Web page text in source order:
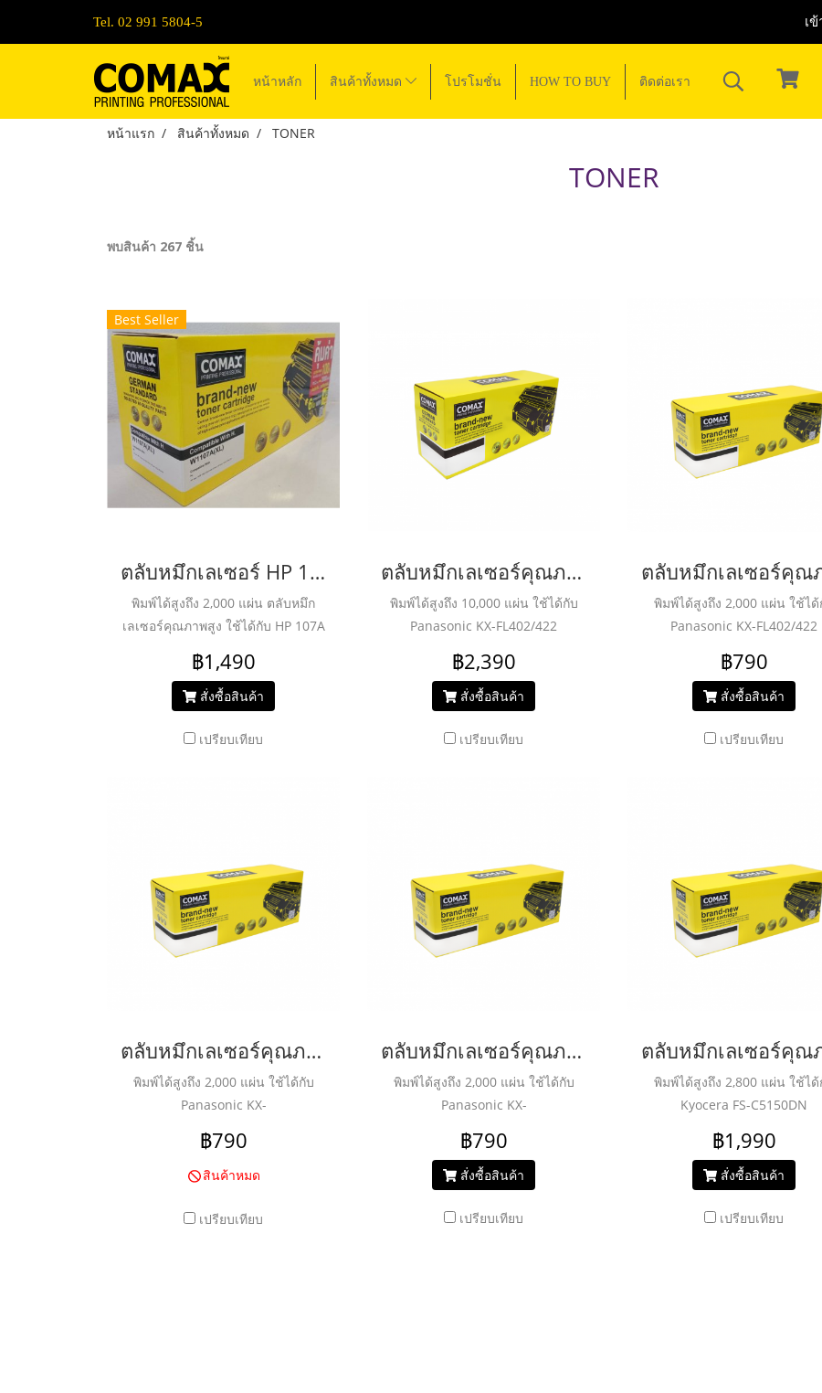
Tel. 02 991 5804-5 เ
หน้าหลัก สินค้าทั้งหมด โปรโมชั่น HOW TO BUY ติดต่อเรา
หน้าแรก สินค้าทั้งหมด TONER
TONER
พบสินค้า 267 ชิ้น
Best Seller
ตลับหมึกเลเซอร์ HP 107A รุ่น W1107A - JUMBO
พิมพ์ได้สูงถึง 2,000 แผ่น ตลับหมึก
เลเซอร์คุณภาพสูง ใช้ได้กับ HP 107A
(W1107A) Black For HP Laser
107a/ 107w/ 135a/ 135w/ 137fnw
Printer series
฿1,490
สั่งซื้อสินค้า
เปรียบเทียบ
ตลับหมึกเลเซอร์คุณภาพสูงสำหรับ PANASONIC รุ่น DRUM KX-FAD89E
พิมพ์ได้สูงถึง 10,000 แผ่น ใช้ได้กับ
Panasonic KX-FL402/422
฿2,390
สั่งซื้อสินค้า
เปรียบเทียบ
พิมพ์ได้สูงถึง 2,000 แผ่น ใช้ได้
Panasonic KX-FL402/422
฿790
สั่งซื้อสินค้า
เปรียบเทียบ
ตลับหมึกเลเซอร์คุณภาพสูงสำหรับ PANASONIC รุ่น KX-FAT472E Black
พิมพ์ได้สูงถึง 2,000 แผ่น ใช้ได้กับ
Panasonic KX-
MB2120/2128/2130/2138/2168/2170/2137/2177
฿790
สินค้าหมด
เปรียบเทียบ
ตลับหมึกเลเซอร์คุณภาพสูงสำหรับ PANASONIC รุ่น KX-FAT411E Black
พิมพ์ได้สูงถึง 2,000 แผ่น ใช้ได้กับ
Panasonic KX-
MB2025/2030/2085/2090
฿790
สั่งซื้อสินค้า
เปรียบเทียบ
พิมพ์ได้สูงถึง 2,800 แผ่น ใช้ได้
Kyocera FS-C5150DN
฿1,990
สั่งซื้อสินค้า
เปรียบเทียบ